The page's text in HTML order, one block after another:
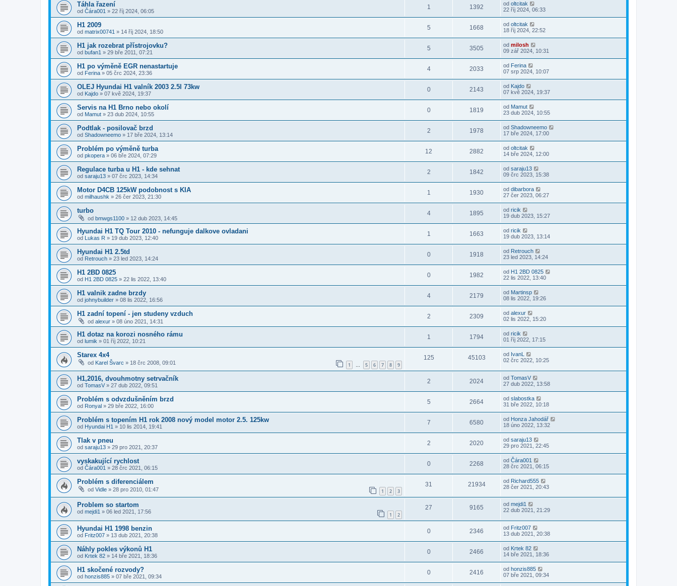
Táhla řazení
od Čára001 » 22 říj 2024, 06:05
1 1392 od oltcitak
22 říj 2024, 06:33
H1 2009
od matrix00741 » 14 říj 2024, 18:50
5 1668 od oltcitak
18 říj 2024, 22:52
H1 jak rozebrat přístrojovku?
od bufan1 » 29 bře 2011, 07:21
5 3505 od milosh
09 zář 2024, 10:31
H1 po výměně EGR nenastartuje
od Ferina » 05 črc 2024, 23:36
4 2033 od Ferina
07 srp 2024, 10:07
OLEJ Hyundai H1 valník 2003 2.5l 73kw
od Kajdo » 07 kvě 2024, 19:37
0 2143 od Kajdo
07 kvě 2024, 19:37
Servis na H1 Brno nebo okolí
od Mamut » 23 dub 2024, 10:55
0 1819 od Mamut
23 dub 2024, 10:55
Podtlak - posilovač brzd
od Shadowneemo » 17 bře 2024, 13:14
2 1978 od Shadowneemo
17 bře 2024, 17:00
Problém po výměně turba
od pkopera » 06 bře 2024, 07:29
12 2882 od oltcitak
14 bře 2024, 12:00
Regulace turba u H1 - kde sehnat
od saraju13 » 07 črc 2023, 14:34
2 1842 od saraju13
09 črc 2023, 15:38
Motor D4CB 125kW podobnost s KIA
od milhaushk » 26 čer 2023, 21:30
1 1930 od dibarbora
27 čer 2023, 06:27
turbo
od bmwgs1100 » 12 dub 2023, 14:45
4 1895 od ricik
19 dub 2023, 15:27
Hyundai H1 TQ Tour 2010 - nefunguje dalkove ovladani
od Lukas R » 19 dub 2023, 12:40
1 1663 od ricik
19 dub 2023, 13:14
Hyundai H1 2.5td
od Retrouch » 23 led 2023, 14:24
0 1918 od Retrouch
23 led 2023, 14:24
H1 2BD 0825
od H1 2BD 0825 » 22 lis 2022, 13:40
0 1982 od H1 2BD 0825
22 lis 2022, 13:40
H1 valnik zadne brzdy
od johnybuilder » 08 lis 2022, 16:56
4 2179 od Martinsp
08 lis 2022, 19:26
H1 zadní topení - jen studeny vzduch
od alexur » 08 úno 2021, 14:31
2 2309 od alexur
02 lis 2022, 15:20
H1 dotaz na korozi nosného rámu
od lumik » 01 říj 2022, 10:21
1 1794 od ricik
01 říj 2022, 17:15
Starex 4x4
od Karel Švarc » 18 črc 2008, 09:01 1 … 5 6 7 8 9
125 45103 od IvanL
02 črc 2022, 10:25
H1,2016, dvouhmotny setrvačník
od TomasV » 27 dub 2022, 09:51
2 2024 od TomasV
27 dub 2022, 13:58
Problém s odvzdušněním brzd
od Ronyal » 29 bře 2022, 16:00
5 2664 od slabostka
31 bře 2022, 10:18
Problém s topením H1 rok 2008 nový model motor 2.5. 125kw
od Hyundai H1 » 10 lis 2014, 19:41
7 6580 od Honza Jahodář
18 úno 2022, 13:32
Tlak v pneu
od saraju13 » 29 pro 2021, 20:37
2 2020 od saraju13
29 pro 2021, 22:45
vyskakující rychlost
od Čára001 » 28 črc 2021, 06:15
0 2268 od Čára001
28 črc 2021, 06:15
Problém s diferenciálem
od Vidle » 28 pro 2010, 01:47 1 2 3
31 21934 od Richard555
28 čer 2021, 20:43
Problem so startom
od mejdi1 » 06 led 2021, 17:56 1 2
27 9165 od mejdi1
22 dub 2021, 21:29
Hyundai H1 1998 benzin
od Fritz007 » 13 dub 2021, 20:38
0 2346 od Fritz007
13 dub 2021, 20:38
Náhly pokles výkonů H1
od Krtek 82 » 14 bře 2021, 18:36
0 2466 od Krtek 82
14 bře 2021, 18:36
H1 skočené rozvody?
od honzis885 » 07 bře 2021, 09:34
0 2416 od honzis885
07 bře 2021, 09:34